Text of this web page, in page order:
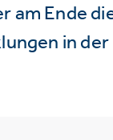
Ende
in